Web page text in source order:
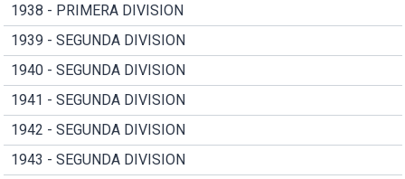
1938 - PRIMERA DIVISION
1939 - SEGUNDA DIVISION
1940 - SEGUNDA DIVISION
1941 - SEGUNDA DIVISION
1942 - SEGUNDA DIVISION
1943 - SEGUNDA DIVISION